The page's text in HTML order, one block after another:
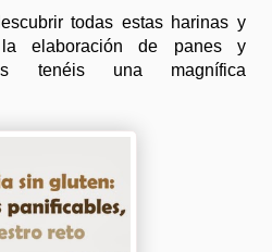
todas estas harinas y
elaboración de panes y
tenéis una magnífica